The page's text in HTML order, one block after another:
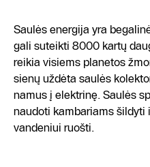
Saulės energija yra
gali suteikti 8000 kartų
reikia visiems planetos
sienų uždėta saulės
namus į elektrinę. Saulės
naudoti kambariams šildyti
vandeniui ruošti.